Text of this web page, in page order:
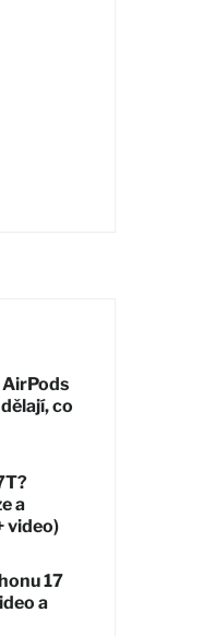
co
a
video)
17
a